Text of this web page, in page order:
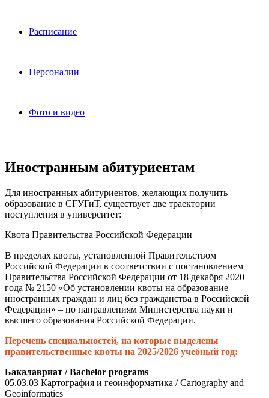
Расписание
Персоналии
Фото и видео
Иностранным абитуриентам
Для иностранных абитуриентов, желающих получить
образование в СГУГиТ, существует две траектории
поступления в университет:
Квота Правительства Российской Федерации
В пределах квоты, установленной Правительством
Российской Федерации в соответствии с постановлением
Правительства Российской Федерации от 18 декабря 2020
года № 2150 «Об установлении квоты на образование
иностранных граждан и лиц без гражданства в Российской
Федерации» – по направлениям Министерства науки и
высшего образования Российской Федерации.
Перечень специальностей, на которые выделены
правительственные квоты на 2025/2026 учебный год:
Бакалавриат / Bachelor programs
05.03.03 Картография и геоинформатика / Cartography and
Geoinformatics